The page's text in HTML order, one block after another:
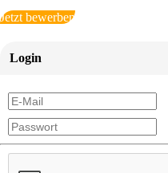
Jetzt bewerben
Login